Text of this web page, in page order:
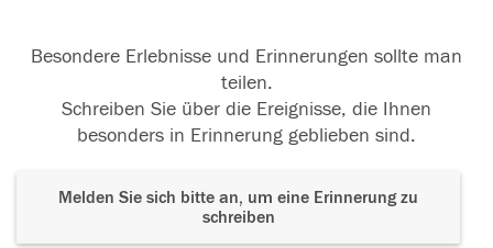
Besondere Erlebnisse und Erinnerungen sollte man
teilen.
Schreiben Sie über die Ereignisse, die Ihnen
besonders in Erinnerung geblieben sind.
Melden Sie sich bitte an, um eine Erinnerung zu
schreiben